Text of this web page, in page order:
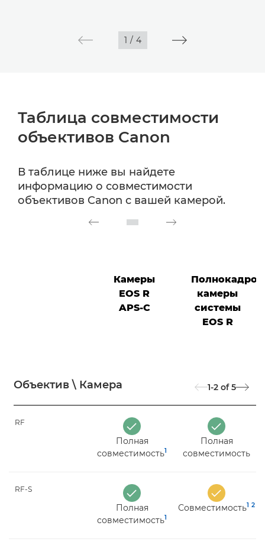
1 / 4
Таблица совместимости
объективов Canon
В таблице ниже вы найдете
информацию о совместимости
объективов Canon с вашей камерой.
Объектив \ Камера
Камеры
EOS R
APS-C
камеры
системы
EOS R
1-2 of 5
RF
Полная
совместимость1
Полная
совместимость
RF-S
Полная
совместимость1
Совместимость1 2